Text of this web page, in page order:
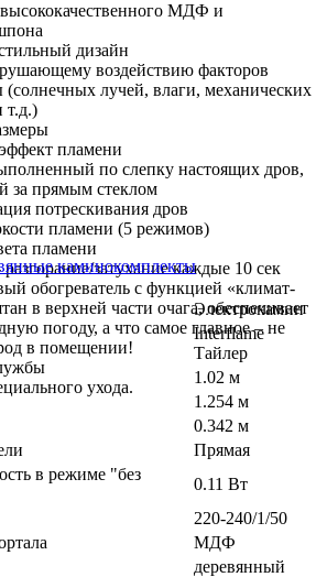
МДФ и
дизайн
воздействию факторов
лучей, влаги, механических
т.д.)
пламени
по слепку настоящих дров,
за прямым стеклом
потрескивания дров
пламени (5 режимов)
пламени
затухание каждые 10 сек
обогреватель с функцией «климат-
в верхней части очага, обеспечивает
погоду, а что самое главное – не
в помещении!
ухода.
каминокомплекты
Электрокамин
Interflame
Тайлер
1.02 м
1.254 м
0.342 м
Прямая
в режиме "без
0.11 Вт
220-240/1/50
МДФ
деревянный